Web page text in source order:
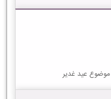
موضوع عید غدیر